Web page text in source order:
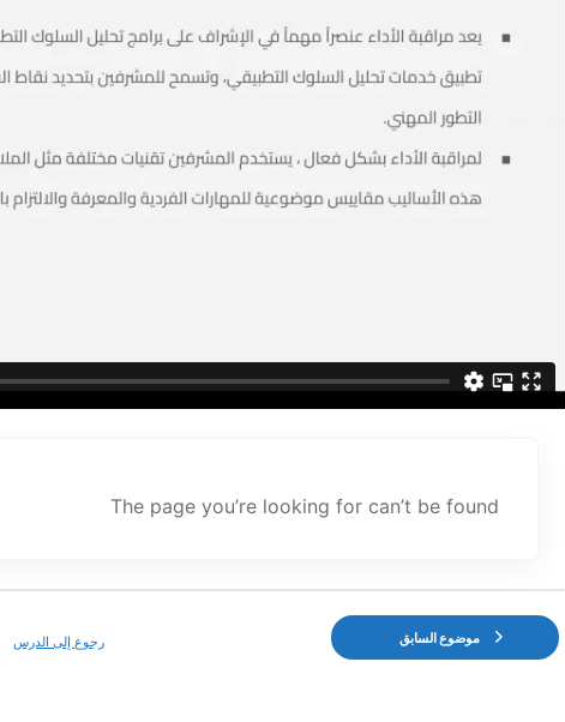
The page you’re looking for can’t be found
موضوع السابق رجوع إلى الدرس